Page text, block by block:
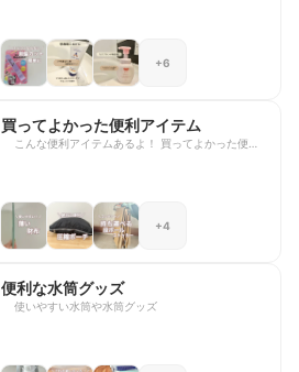
+6
買ってよかった便利アイテム
こんな便利アイテムあるよ！ 買ってよかった便利
+4
便利な水筒グッズ
使いやすい水筒や水筒グッズ